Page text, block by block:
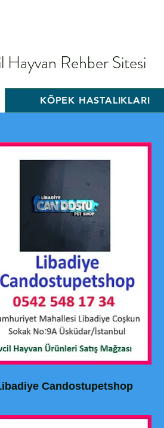
Hayvan Rehber Sitesi
KÖPEK HASTALIKLARI
Candostupetshop